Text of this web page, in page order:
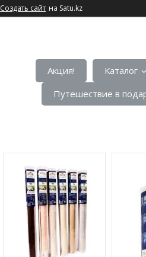
Создать сайт на Satu.kz
Акция! Каталог
Путешествие в